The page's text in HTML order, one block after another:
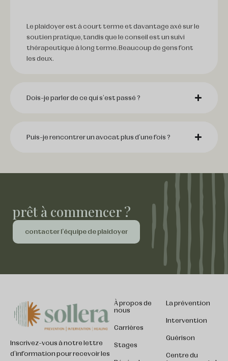
Le plaidoyer est à court terme et davantage axé sur le
soutien pratique, tandis que le conseil est un suivi
thérapeutique à long terme. Beaucoup de gens font
les deux.
Dois-je parler de ce qui s'est passé ?
Puis-je rencontrer un avocat plus d'une fois ?
prêt à commencer ?
contacter l'équipe de plaidoyer
À propos de
nous
Carrières
Stages
La prévention
Intervention
Guérison
Centre du
Inscrivez-vous à notre lettre
d'information pour recevoir les